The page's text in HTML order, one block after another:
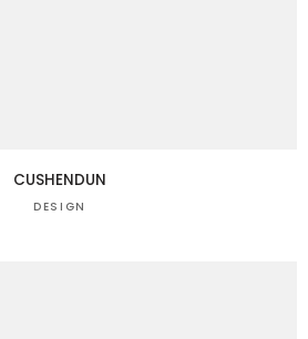
CUSHENDUN
DESIGN